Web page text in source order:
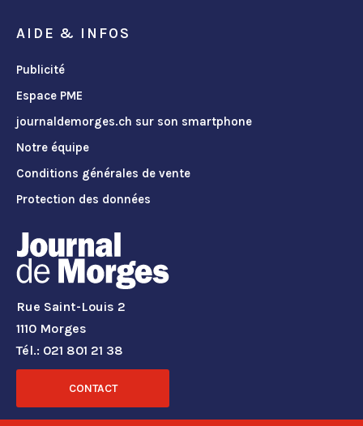
AIDE & INFOS
Publicité
Espace PME
journaldemorges.ch sur son smartphone
Notre équipe
Conditions générales de vente
Protection des données
Rue Saint-Louis 2
1110 Morges
Tél.: 021 801 21 38
CONTACT